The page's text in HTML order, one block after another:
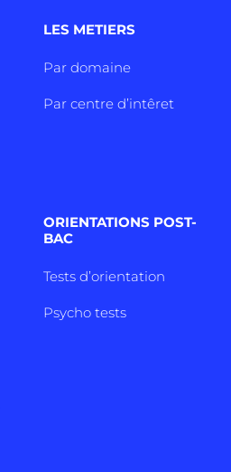
LES METIERS
Par domaine
Par centre d’intêret
ORIENTATIONS POST-
BAC
Tests d’orientation
Psycho tests